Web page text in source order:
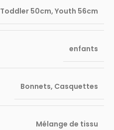
Toddler 50cm, Youth 56cm
enfants
Bonnets, Casquettes
Mélange de tissu